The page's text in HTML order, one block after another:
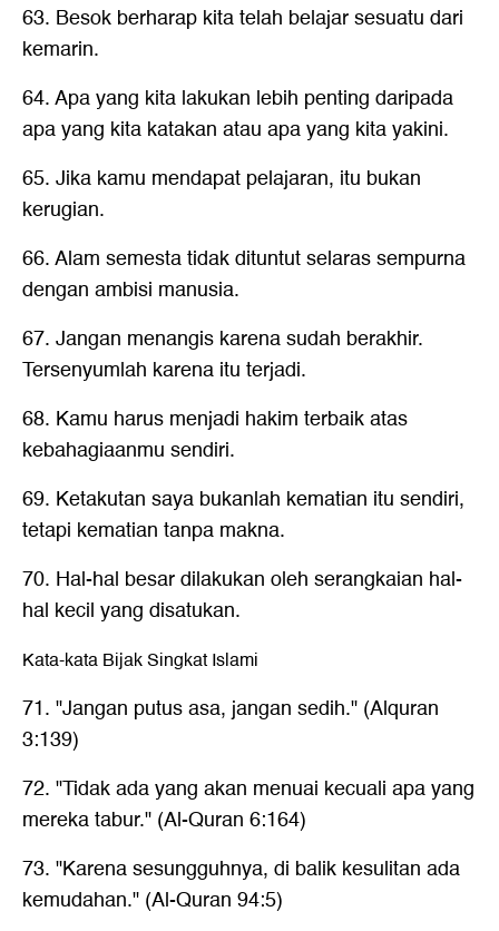
63. Besok berharap kita telah belajar sesuatu dari
kemarin.
64. Apa yang kita lakukan lebih penting daripada
apa yang kita katakan atau apa yang kita yakini.
65. Jika kamu mendapat pelajaran, itu bukan
kerugian.
66. Alam semesta tidak dituntut selaras sempurna
dengan ambisi manusia.
67. Jangan menangis karena sudah berakhir.
Tersenyumlah karena itu terjadi.
68. Kamu harus menjadi hakim terbaik atas
kebahagiaanmu sendiri.
69. Ketakutan saya bukanlah kematian itu sendiri,
tetapi kematian tanpa makna.
70. Hal-hal besar dilakukan oleh serangkaian hal-
hal kecil yang disatukan.
Kata-kata Bijak Singkat Islami
71. "Jangan putus asa, jangan sedih." (Alquran
3:139)
72. "Tidak ada yang akan menuai kecuali apa yang
mereka tabur." (Al-Quran 6:164)
73. "Karena sesungguhnya, di balik kesulitan ada
kemudahan." (Al-Quran 94:5)